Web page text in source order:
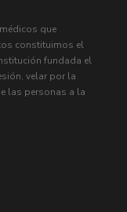
que
constituimos el
fundada el
velar por la
las personas a la